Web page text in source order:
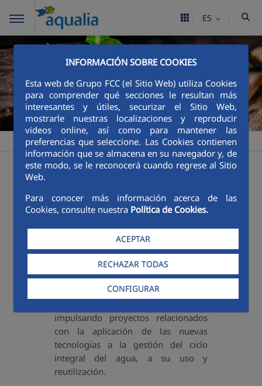
INFORMACIÓN SOBRE COOKIES
Esta web de Grupo FCC (el Sitio Web) utiliza Cookies
para comprender qué secciones le resultan más
interesantes y útiles, securizar el Sitio Web,
mostrarle nuestras localizaciones y reproducir
videos online, así como para mantener las
preferencias que seleccione. Las Cookies contienen
información que se almacena en su navegador y, de
este modo, se le reconocerá cuando regrese al Sitio
Web.
Para conocer más información acerca de las
Cookies, consulte nuestra Política de Cookies.
ACEPTAR
RECHAZAR TODAS
CONFIGURAR
ES
Aqualia ES > Sostenibilidad > Innovacion
La innovación,
clave en el
sector del agua
Aqualia promueve la innovación
como elemento esencial para avanzar
en la gestión sostenible del agua, un
sector que debe hacer frente a los
impulsando proyectos relacionados
con la aplicación de las nuevas
tecnologías a la gestión del ciclo
integral del agua, a su uso y
reutilización.